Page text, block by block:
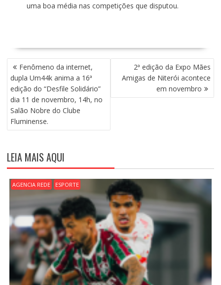
uma boa média nas competições que disputou.
N
A
V
G
A
Ç
O
D
E
P
O
T
Fenômeno da internet,
dupla Um44k anima a 16ª
edição do “Desfile Solidário”
dia 11 de novembro, 14h, no
Salão Nobre do Clube
Fluminense.
2ª edição da Expo Mães
Amigas de Niterói acontece
em novembro
LEIA MAIS AQUI
AGENCIA REDE ESPORTE